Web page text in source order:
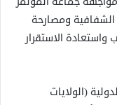
ومصارحة
الاستقرار
(الولايات